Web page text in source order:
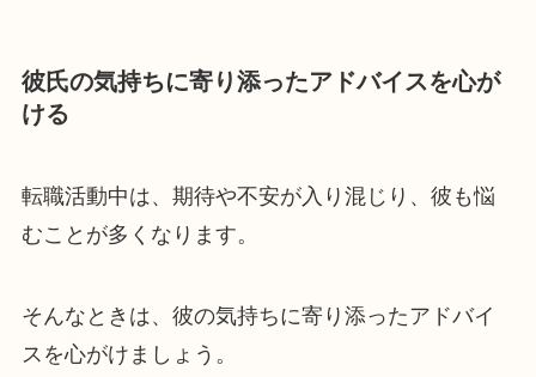
彼氏の気持ちに寄り添ったアドバイスを心が
ける
転職活動中は、期待や不安が入り混じり、彼も悩
むことが多くなります。
そんなときは、彼の気持ちに寄り添ったアドバイ
スを心がけましょう。